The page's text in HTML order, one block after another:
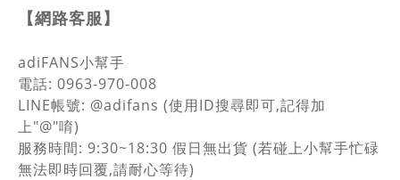
【網路客服】
adiFANS小幫手
電話: 0963-970-008
LINE帳號: @adifans (使用ID搜尋即可,記得加
上"@"唷)
服務時間: 9:30~18:30 假日無出貨 (若碰上小幫手忙碌
無法即時回覆,請耐心等待)